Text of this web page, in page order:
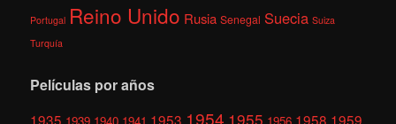
Portugal Reino Unido Rusia Senegal Suecia Suiza
Turquía
Películas por años
1935 1939 1940 1941 1953 1954 1955 1956 1958 1959